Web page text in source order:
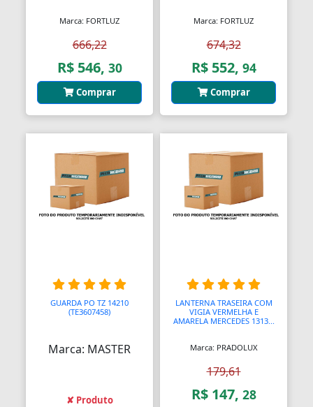
Automáticas
Automóveis
Aventais
Bagageiros Gradeados
Balancins
Balanças
Balanças Comerciais
Bancos
Marca: FORTLUZ
666,22
R$ 546, 30
Comprar
Marca: FORTLUZ
674,32
R$ 552, 94
Comprar
GUARDA PO TZ 14210
(TE3607458)
Marca: MASTER
✘ Produto
LANTERNA TRASEIRA COM
VIGIA VERMELHA E
AMARELA MERCEDES 1313...
Marca: PRADOLUX
179,61
R$ 147, 28